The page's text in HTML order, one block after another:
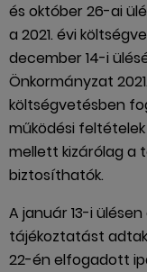
és október 26-ai
a 2021. évi
december 14-i
Önkormányzat
költségvetésben
működési
mellett kizárólag a
biztosíthatók.
A január 13-i
tájékoztatást
22-én elfogadott